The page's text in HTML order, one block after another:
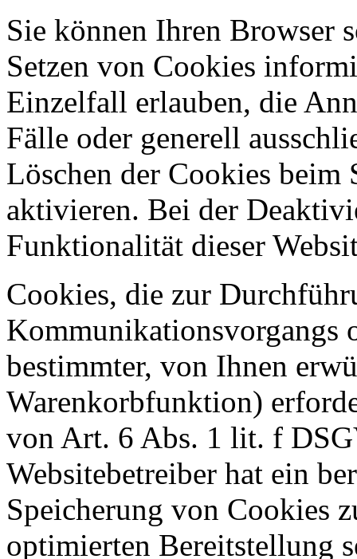
Sie können Ihren Browser
Setzen von Cookies
Einzelfall erlauben, die
Fälle oder generell
Löschen der Cookies beim
aktivieren. Bei der
Funktionalität dieser
Cookies, die zur
Kommunikationsvorgangs
bestimmter, von Ihnen
Warenkorbfunktion)
von Art. 6 Abs. 1 lit. f
Websitebetreiber hat ein
Speicherung von Cookies
optimierten Bereitstellung